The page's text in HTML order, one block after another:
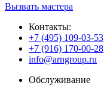
Вызвать мастера
Контакты:
+7 (495) 109-03-53
+7 (916) 170-00-28
info@arngroup.ru
Обслуживание